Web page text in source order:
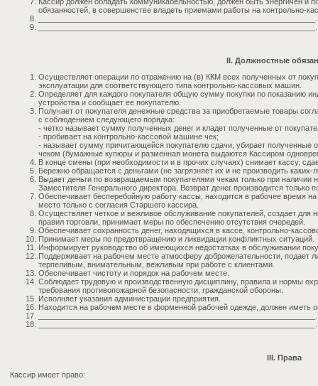
обязанностей, в совершенстве владеть приемами работы на контрольно-
II. Должностные
Осуществляет операции по отражению на (в) ККМ всех полученных от
эксплуатации для соответствующего типа контрольно-кассовых машин.
Определяет для каждого покупателя общую сумму покупки по показанию
устройства и сообщает ее покупателю.
Получает от покупателя денежные средства за приобретаемые товары
с соблюдением следующего порядка:
- четко называет сумму полученных денег и кладет полученные от
- пробивает на контрольно-кассовой машине чек;
- называет сумму причитающейся покупателю сдачи, убирает полученные
чеком (бумажные купюры и разменная монета выдаются Кассиром
В конце смены (при необходимости и в прочих случаях) снимает кассу,
Бережно обращается с деньгами (не загрязняет их и не производить
Выдает деньги по возвращаемым покупателями чекам только при наличии
Заместителя Генерального директора. Возврат денег производится только
Обеспечивает бесперебойную работу кассы, находится в рабочее время
место только с согласия Старшего кассира.
Осуществляет четкое и вежливое обслуживание покупателей, создает
правил торговли, принимает меры по обеспечению отсутствия очередей.
Обеспечивает сохранность денег, находящихся в кассе, контрольно-
Принимает меры по предотвращению и ликвидации конфликтных ситуаций.
Информирует руководство об имеющихся недостатках в обслуживании
Поддерживает на рабочем месте атмосферу доброжелательности, подает
терпеливым, внимательным, вежливым при работе с клиентами.
Обеспечивает чистоту и порядок на рабочем месте.
Соблюдает трудовую и производственную дисциплину, правила и нормы
требования противопожарной безопасности, гражданской обороны.
Исполняет указания администрации предприятия.
Находится на рабочем месте в форменной рабочей одежде, должен иметь
III. Права
Кассир имеет право: